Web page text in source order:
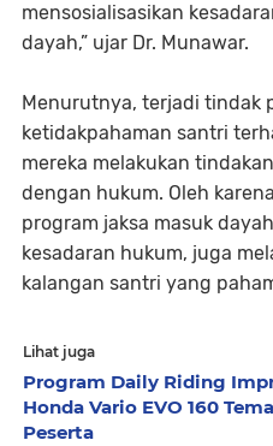
mensosialisasikan
dayah,” ujar Dr. Munawar.
Menurutnya, terjadi tindak
ketidakpahaman santri
mereka melakukan
dengan hukum. Oleh
program jaksa masuk
kesadaran hukum, juga
kalangan santri yang
Lihat juga
Program Daily Riding
Honda Vario EVO 160
Peserta